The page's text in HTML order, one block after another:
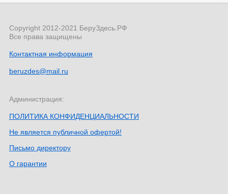
Copyright 2012-2021 БеруЗдесь.РФ
Все права защищены
Контактная информация
beruzdes@mail.ru
Администрация:
ПОЛИТИКА КОНФИДЕНЦИАЛЬНОСТИ
Не является публичной офертой!
Письмо директору
О гарантии